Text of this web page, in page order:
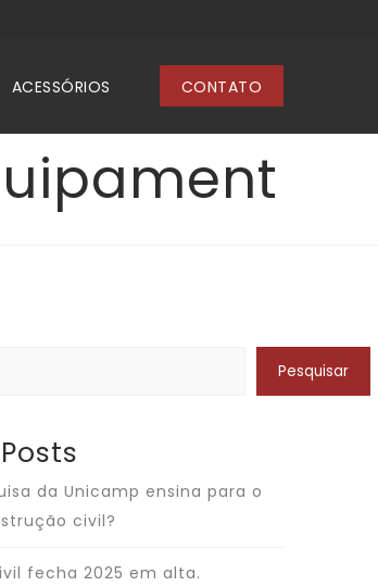
ACESSÓRIOS CONTATO
Pesquisar
da Unicamp ensina para o
civil?
fecha 2025 em alta.